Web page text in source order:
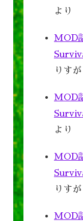
より
MOD
りすが
MOD
より
MOD
りすが
MOD